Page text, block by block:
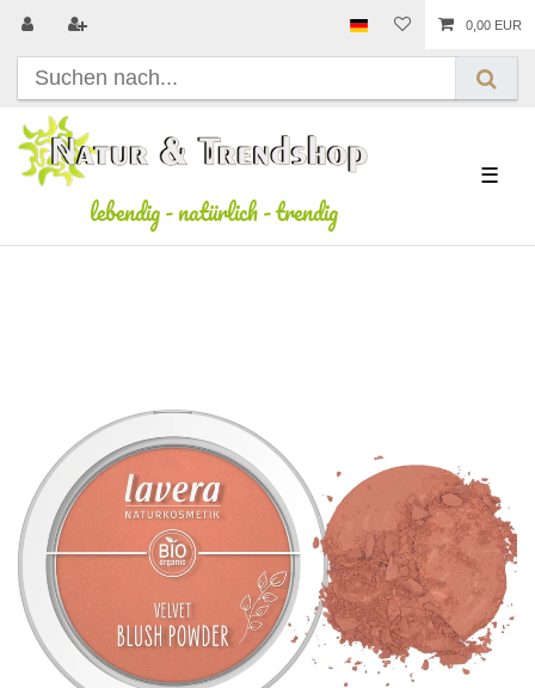
0,00 EUR
lebendig-natürlich-trendig
☰